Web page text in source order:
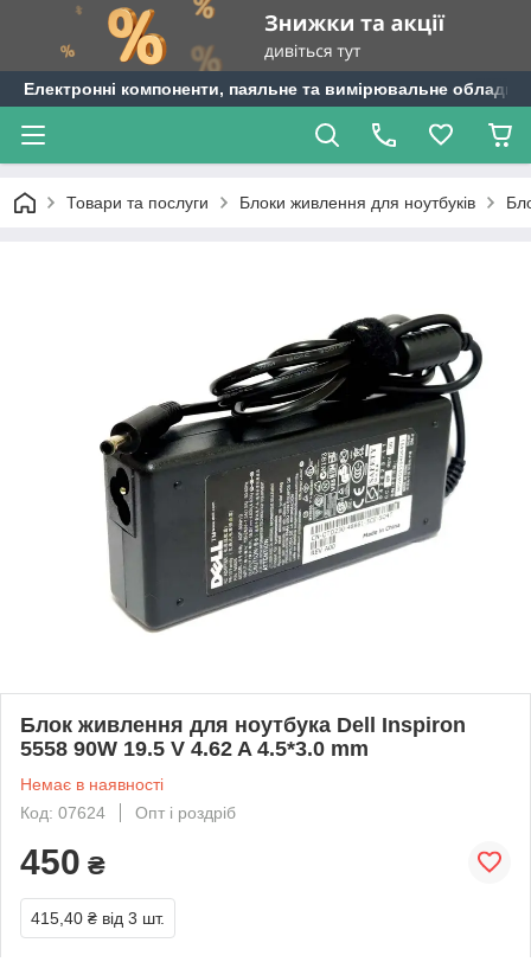
Електронні компоненти, паяльне та вимірювальне
Товари та послуги Блоки живлення для ноутбуків
Блок живлення для ноутбука Dell Inspiron
5558 90W 19.5 V 4.62 A 4.5*3.0 mm
Немає в наявності
Код: 07624
Опт і роздріб
450 ₴
415,40 ₴ від 3 шт.